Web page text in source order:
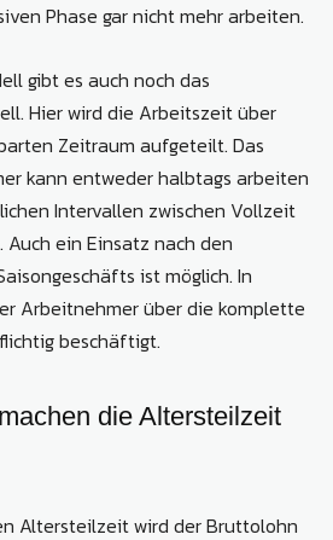
Phase gar nicht mehr arbeiten.
gibt es auch noch das
Hier wird die Arbeitszeit über
Zeitraum aufgeteilt. Das
kann entweder halbtags arbeiten
Intervallen zwischen Vollzeit
ein Einsatz nach den
ist möglich. In
Arbeitnehmer über die komplette
beschäftigt.
die Altersteilzeit
Altersteilzeit wird der Bruttolohn